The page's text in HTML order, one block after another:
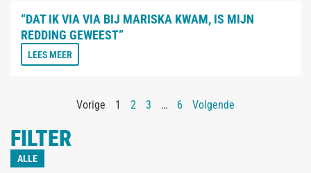
“DAT IK VIA VIA BIJ MARISKA KWAM, IS MIJN
REDDING GEWEEST”
LEES MEER
Vorige 1 2 3 … 6 Volgende
FILTER
ALLE